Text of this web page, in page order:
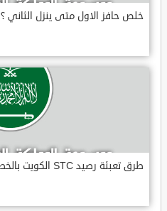
خلص حافز الاول متى ينزل الثاني ؟
طرق تعبئة رصيد STC الكويت بالخطوات 2022